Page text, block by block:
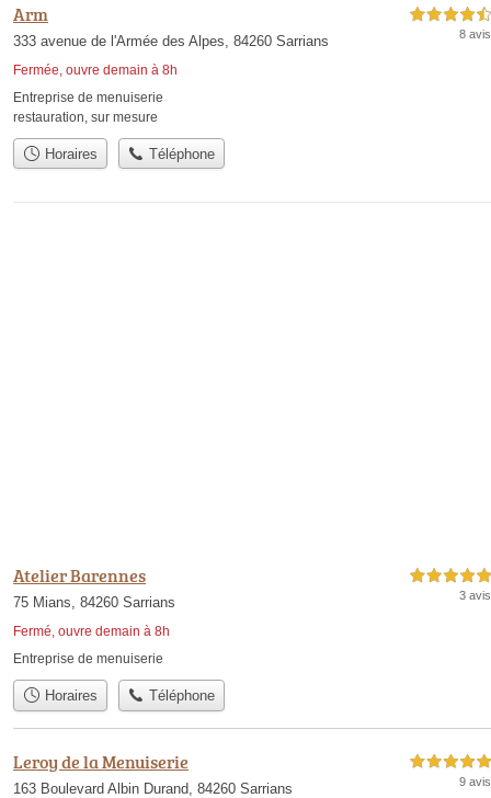
Arm
333 avenue de l'Armée des Alpes, 84260 Sarrians
Fermée, ouvre demain à 8h
4,5 étoiles sur 5
8 avis
Entreprise de menuiserie
restauration sur mesure
Horaires Téléphone
Atelier Barennes
75 Mians, 84260 Sarrians
Fermé, ouvre demain à 8h
5,0 étoiles sur 5
3 avis
Entreprise de menuiserie
Horaires Téléphone
Leroy de la Menuiserie
163 Boulevard Albin Durand, 84260 Sarrians
5,0 étoiles sur 5
9 avis